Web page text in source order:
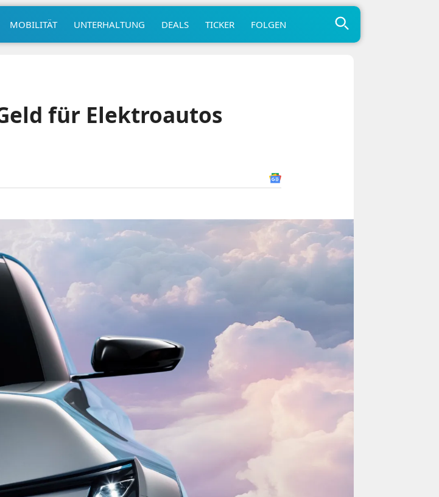
MOBILITÄT UNTERHALTUNG DEALS TICKER FOLGEN
für Elektroautos